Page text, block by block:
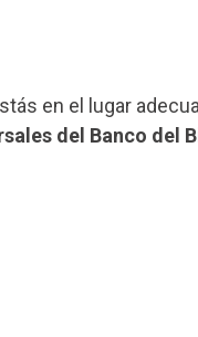
en el lugar
del Banco del